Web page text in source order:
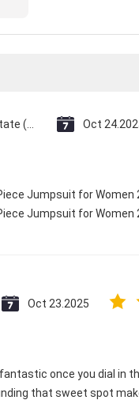
Oct
Jumpsuit for
Jumpsuit for Women
Oct 23.2025
once you dial in
that sweet spot